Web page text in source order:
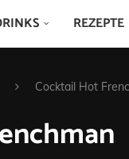
REZEPTE
Cocktail Hot